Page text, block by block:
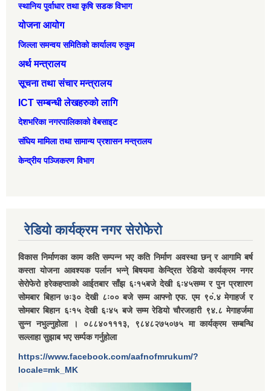
स्थानिय पुर्वाधार तथा कृषि सडक विभाग
योजना आयोग
जिल्ला समन्वय समितिको कार्यालय रुकुम
अर्थ मन्त्रालय
सूचना तथा संचार मन्त्रालय
ICT सम्बन्धी लेखहरुको लागि
देशभरिका नगरपालिकाको वेबसाइट
संघिय मामिला तथा सामान्‍य प्रशासन मन्त्रालय
केन्द्रीय पञ्जिकरण विभाग
रेडियो कार्यक्रम नगर सेरोफेरो
विकास निर्माणका काम कति सम्पन्न भए कति निर्माण अवस्था छन् र आगामि बर्ष
कस्ता योजना आवश्यक पर्लान भन्ने् बिषयमा केन्द्रित रेडियो कार्यक्रम नगर
सेरोफेरो हरेकहप्ताको आईतबार साँझ ६ः१५बजे देखी ६ः४५सम्म र पुन प्रशारण
सोमबार बिहान ७ः३० देखी ८ः०० बजे सम्म आफ्नो एफ. एम ९०ं.४ मेगाहर्ज र
सोमबार बिहान ६ः१५ देखी ६ः४५ बजे सम्म रेडियो चौरजहारी ९४.८ मेगाहर्जमा
सुन्न नभुल्नुहोला । ०८८४०१११३, ९८४८२७५०७५ मा कार्यक्रम सम्बन्धि
सल्लाहा सुझाब भए सर्म्पक गर्नुहोला
https://www.facebook.com/aafnofmrukum/?
locale=mk_MK